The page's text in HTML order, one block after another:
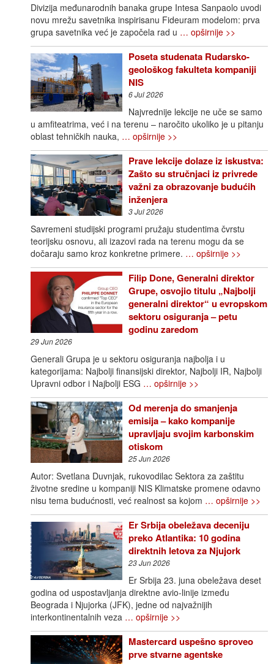
Divizija međunarodnih banaka grupe Intesa Sanpaolo uvodi
novu mrežu savetnika inspirisanu Fideuram modelom: prva
grupa savetnika već je započela rad u … opširnije >>
Poseta studenata Rudarsko-
geološkog fakulteta kompaniji
NIS
6 Jul 2026
Najvrednije lekcije ne uče se samo
u amfiteatrima, već i na terenu – naročito ukoliko je u pitanju
oblast tehničkih nauka, … opširnije >>
Prave lekcije dolaze iz iskustva:
Zašto su stručnjaci iz privrede
važni za obrazovanje budućih
inženjera
3 Jul 2026
Savremeni studijski programi pružaju studentima čvrstu
teorijsku osnovu, ali izazovi rada na terenu mogu da se
dočaraju samo kroz konkretne primere. … opširnije >>
Filip Done, Generalni direktor
Grupe, osvojio titulu „Najbolji
generalni direktor“ u evropskom
sektoru osiguranja – petu
godinu zaredom
29 Jun 2026
Generali Grupa je u sektoru osiguranja najbolja i u
kategorijama: Najbolji finansijski direktor, Najbolji IR, Najbolji
Upravni odbor i Najbolji ESG … opširnije >>
Od merenja do smanjenja
emisija – kako kompanije
upravljaju svojim karbonskim
otiskom
25 Jun 2026
Autor: Svetlana Duvnjak, rukovodilac Sektora za zaštitu
životne sredine u kompaniji NIS Klimatske promene odavno
nisu tema budućnosti, već realnost sa kojom … opširnije >>
Er Srbija obeležava deceniju
preko Atlantika: 10 godina
direktnih letova za Njujork
23 Jun 2026
Er Srbija 23. juna obeležava deset
godina od uspostavljanja direktne avio-linije između
Beograda i Njujorka (JFK), jedne od najvažnijih
interkontinentalnih veza … opširnije >>
Mastercard uspešno sproveo
prve stvarne agentske